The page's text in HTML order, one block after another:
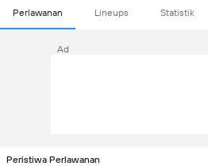
Perlawanan Lineups Statistik
Ad
Peristiwa Perlawanan